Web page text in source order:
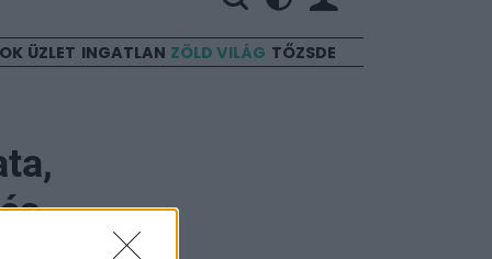
ÜZLET INGATLAN ZÖLD VILÁG TŐZSDE